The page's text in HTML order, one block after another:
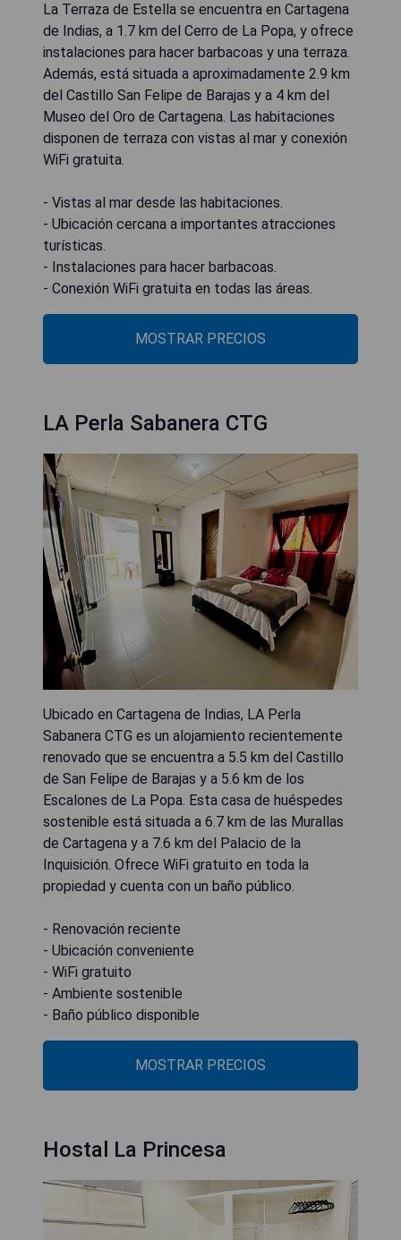
La Terraza de Estella se encuentra en Cartagena
de Indias, a 1.7 km del Cerro de La Popa, y ofrece
instalaciones para hacer barbacoas y una terraza.
Además, está situada a aproximadamente 2.9 km
del Castillo San Felipe de Barajas y a 4 km del
Museo del Oro de Cartagena. Las habitaciones
disponen de terraza con vistas al mar y conexión
WiFi gratuita.
- Vistas al mar desde las habitaciones.
- Ubicación cercana a importantes atracciones
turísticas.
- Instalaciones para hacer barbacoas.
- Conexión WiFi gratuita en todas las áreas.
MOSTRAR PRECIOS
LA Perla Sabanera CTG
Ubicado en Cartagena de Indias, LA Perla
Sabanera CTG es un alojamiento recientemente
renovado que se encuentra a 5.5 km del Castillo
de San Felipe de Barajas y a 5.6 km de los
Escalones de La Popa. Esta casa de huéspedes
sostenible está situada a 6.7 km de las Murallas
de Cartagena y a 7.6 km del Palacio de la
Inquisición. Ofrece WiFi gratuito en toda la
propiedad y cuenta con un baño público.
- Renovación reciente
- Ubicación conveniente
- WiFi gratuito
- Ambiente sostenible
- Baño público disponible
MOSTRAR PRECIOS
Hostal La Princesa